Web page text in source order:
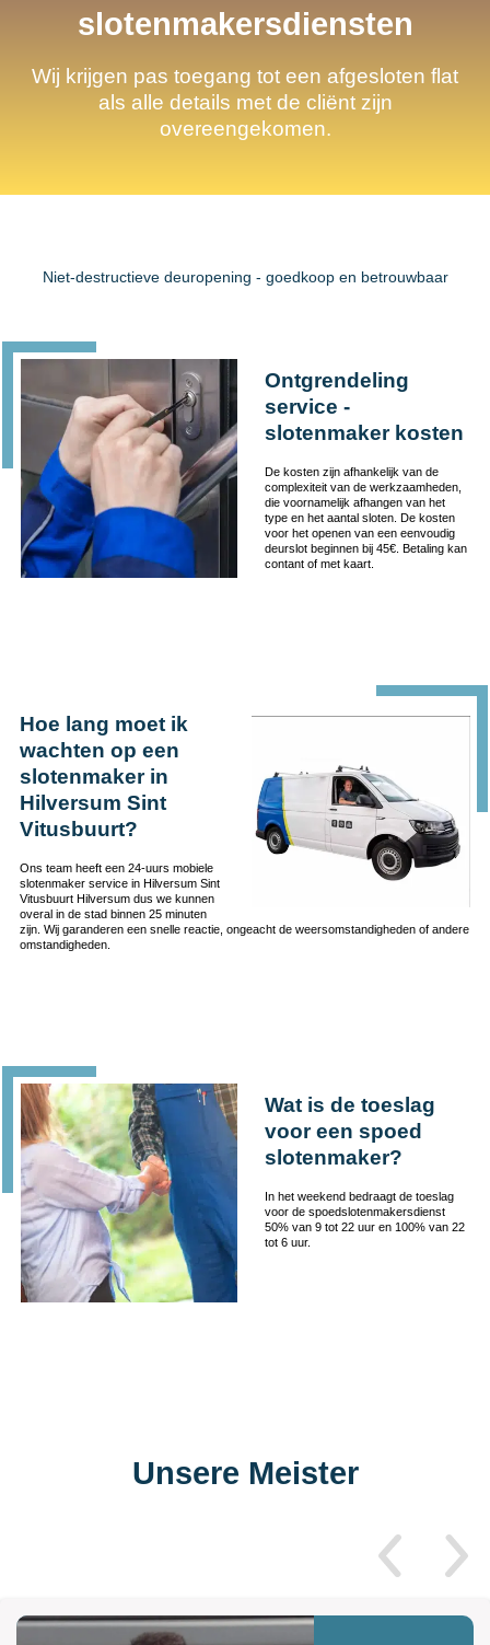
slotenmakersdiensten
Wij krijgen pas toegang tot een afgesloten flat
als alle details met de cliënt zijn
overeengekomen.
Niet-destructieve deuropening - goedkoop en betrouwbaar
Ontgrendeling
service -
slotenmaker kosten
De kosten zijn afhankelijk van de
complexiteit van de werkzaamheden,
die voornamelijk afhangen van het
type en het aantal sloten. De kosten
voor het openen van een eenvoudig
deurslot beginnen bij 45€. Betaling kan
contant of met kaart.
Hoe lang moet ik
wachten op een
slotenmaker in
Hilversum Sint
Vitusbuurt?
Ons team heeft een 24-uurs mobiele
slotenmaker service in Hilversum Sint
Vitusbuurt Hilversum dus we kunnen
overal in de stad binnen 25 minuten
zijn. Wij garanderen een snelle reactie, ongeacht de weersomstandigheden of andere
omstandigheden.
Wat is de toeslag
voor een spoed
slotenmaker?
In het weekend bedraagt de toeslag
voor de spoedslotenmakersdienst
50% van 9 tot 22 uur en 100% van 22
tot 6 uur.
Unsere Meister